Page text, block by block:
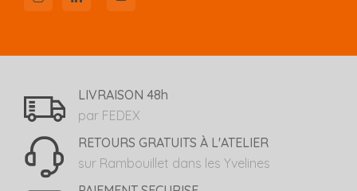
LIVRAISON 48h
par FEDEX
RETOURS GRATUITS À L'ATELIER
sur Rambouillet dans les Yvelines